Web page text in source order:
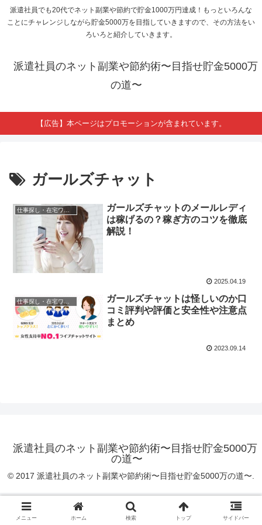
派遣社員でも20代でネット副業や節約で貯金1000万円達成！もっといろんな
ことにチャレンジしながら貯金5000万を目指していきますので、その方法をい
ろいろと紹介していきます。
派遣社員のネット副業や節約術〜目指せ貯金5000万
の道〜
【広告】本ページはプロモーションが含まれています。
ガールズチャット
仕事探し・在宅ワーク求人
ガールズチャットのメールレディ
は稼げるの？稼ぎ方のコツを徹底
解説！
2025.04.19
ガールズチャットは怪しいのか口
コミ評判や評価と安全性や注意点
まとめ
2023.09.14
派遣社員のネット副業や節約術〜目指せ貯金5000万
の道〜
© 2017 派遣社員のネット副業や節約術〜目指せ貯金5000万の道〜.
メニュー ホーム 検索 トップ サイドバー